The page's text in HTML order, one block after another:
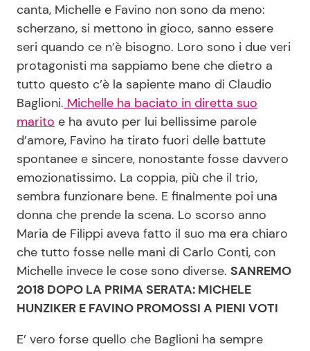
canta, Michelle e Favino non sono da meno:
scherzano, si mettono in gioco, sanno essere
seri quando ce n’è bisogno. Loro sono i due veri
protagonisti ma sappiamo bene che dietro a
tutto questo c’è la sapiente mano di Claudio
Baglioni. Michelle ha baciato in diretta suo
marito e ha avuto per lui bellissime parole
d’amore, Favino ha tirato fuori delle battute
spontanee e sincere, nonostante fosse davvero
emozionatissimo. La coppia, più che il trio,
sembra funzionare bene. E finalmente poi una
donna che prende la scena. Lo scorso anno
Maria de Filippi aveva fatto il suo ma era chiaro
che tutto fosse nelle mani di Carlo Conti, con
Michelle invece le cose sono diverse. SANREMO
2018 DOPO LA PRIMA SERATA: MICHELE
HUNZIKER E FAVINO PROMOSSI A PIENI VOTI
E’ vero forse quello che Baglioni ha sempre